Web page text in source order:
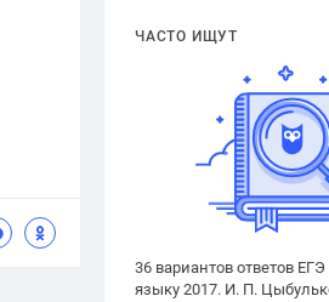
ЧАСТО ИЩУТ
36 вариантов ответов
языку 2017. И. П.